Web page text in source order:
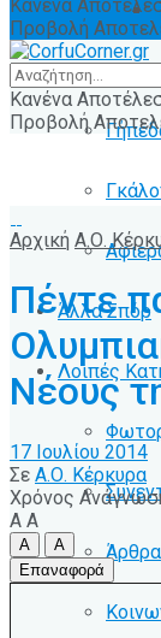
Άλλα Σπόρ
Λοιπές
Άρθρα
Κανένα
Προβολή
Κανένα
Προβολή
Αρχική Α.Ο.
Πέντε
Νέους
17 Ιουλίου 2014
Σε Α.Ο. Κέρκυρα
Χρόνος
A A
A
A
Επαναφορά